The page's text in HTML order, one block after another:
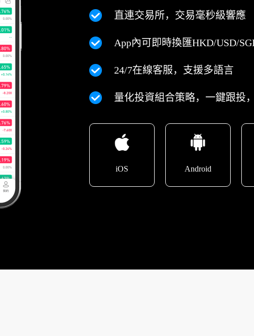
直連交易所，交易毫秒級響應
App內可即時換匯HKD/USD/
24/7在線客服，支援多語言
量化投資組合策略，一鍵跟投
iOS Android